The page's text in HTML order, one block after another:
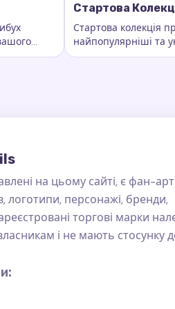
та
кастомні сліди курсора,
Стартова
Стартова колекція
найпопулярніші та
сліди курсора, які
Ключові слова:
на цьому сайті, є фан-
логотипи, персонажі, бренди,
торгові марки
і не мають стосунку